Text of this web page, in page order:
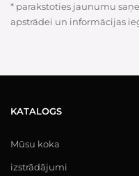
* parakstoties jaunumu
apstrādei un informācijas
KATALOGS
Mūsu koka
izstrādājumi